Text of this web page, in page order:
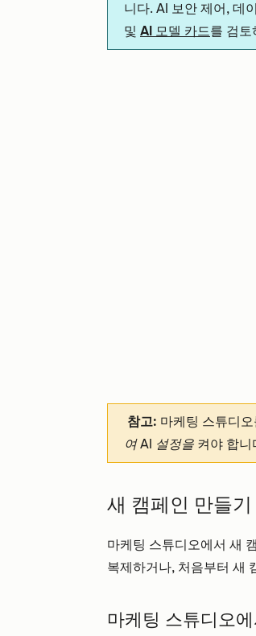
니다. AI 보안 제어, 데
및 AI 모델 카드를 검토
참고: 마케팅 스튜디
여 AI 설정을 켜야 합니
새 캠페인 만들기
마케팅 스튜디오에서 새
복제하거나, 처음부터 새
마케팅 스튜디오